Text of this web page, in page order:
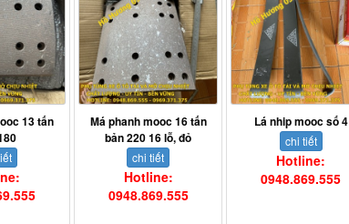
13 tấn
Má phanh mooc 16 tấn
bản 220 16 lỗ, đỏ
chi tiết
Hotline:
0948.869.555
Lá nhip mooc số 4
chi tiết
Hotline:
0948.869.555